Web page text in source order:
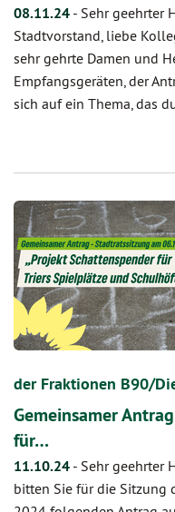
08.11.24 - Sehr geehrter
Stadtvorstand, liebe
sehr gehrte Damen und
Empfangsgeräten, der
sich auf ein Thema, das
der Fraktionen B90/
Gemeinsamer
für…
11.10.24 - Sehr geehrter
bitten Sie für die Sitzung